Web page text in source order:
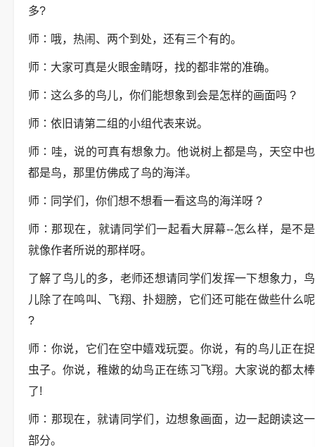
多?
师∶哦，热闹、两个到处，还有三个有的。
师∶大家可真是火眼金睛呀，找的都非常的准确。
师∶这么多的鸟儿，你们能想象到会是怎样的画面吗 ?
师∶依旧请第二组的小组代表来说。
师∶哇，说的可真有想象力。他说树上都是鸟，天空中也
都是鸟，那里仿佛成了鸟的海洋。
师∶同学们，你们想不想看一看这鸟的海洋呀 ?
师∶那现在，就请同学们一起看大屏幕--怎么样，是不是
就像作者所说的那样呀。
了解了鸟儿的多，老师还想请同学们发挥一下想象力，鸟
儿除了在鸣叫、飞翔、扑翅膀，它们还可能在做些什么呢
?
师∶你说，它们在空中嬉戏玩耍。你说，有的鸟儿正在捉
虫子。你说，稚嫩的幼鸟正在练习飞翔。大家说的都太棒
了!
师∶那现在，就请同学们，边想象画面，边一起朗读这一
部分。